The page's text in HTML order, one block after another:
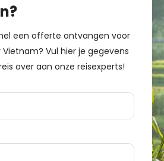
een offerte ontvangen voor
Vul hier je gegevens
over aan onze reisexperts!